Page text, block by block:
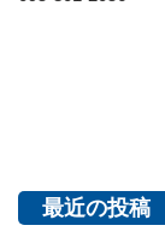
最近の投稿